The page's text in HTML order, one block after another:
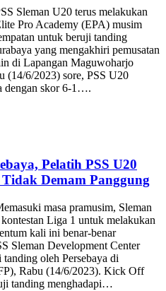
Sleman U20 terus melakukan
Pro Academy (EPA) musim
untuk beruji tanding
yang mengakhiri pemusatan
di Lapangan Maguwoharjo
(14/6/2023) sore, PSS U20
dengan skor 6-1….
Pelatih PSS U20
Demam Panggung
masa pramusim, Sleman
Liga 1 untuk melakukan
kali ini benar-benar
Sleman Development Center
oleh Persebaya di
Rabu (14/6/2023). Kick Off
tanding menghadapi…